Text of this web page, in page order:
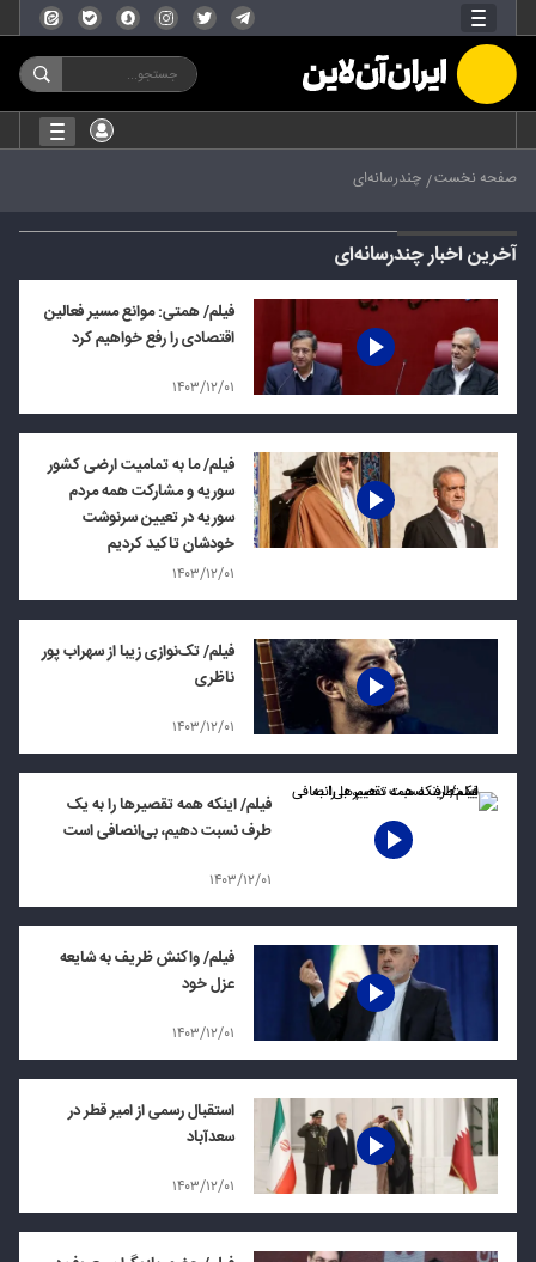
صفحه نخست چندرسانه‌ای
آخرین اخبار چندرسانه‌ای
فیلم/ همتی: موانع مسیر فعالین
اقتصادی را رفع خواهیم کرد
۱۴۰۳/۱۲/۰۱
فیلم/ ما به تمامیت ارضی کشور
سوریه و مشارکت همه مردم
سوریه در تعیین سرنوشت
خودشان تاکید کردیم
۱۴۰۳/۱۲/۰۱
فیلم/ تک‌نوازی زیبا از سهراب پور
ناظری
۱۴۰۳/۱۲/۰۱
فیلم/ اینکه همه تقصیرها را به یک
طرف نسبت دهیم، بی‌انصافی است
۱۴۰۳/۱۲/۰۱
فیلم/ واکنش ظریف به شایعه
عزل خود
۱۴۰۳/۱۲/۰۱
استقبال رسمی از امیر قطر در
سعدآباد
۱۴۰۳/۱۲/۰۱